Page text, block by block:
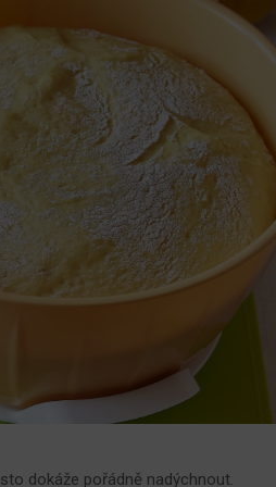
dokáže pořádně nadýchnout.